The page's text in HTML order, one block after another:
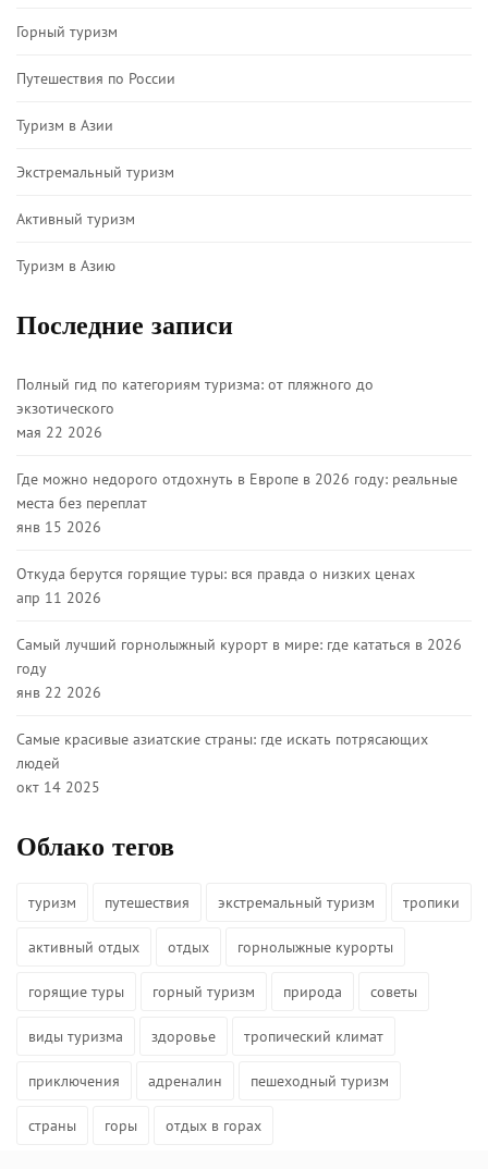
Горный туризм
Путешествия по России
Туризм в Азии
Экстремальный туризм
Активный туризм
Туризм в Азию
Последние записи
Полный гид по категориям туризма: от пляжного до
экзотического
мая 22 2026
Где можно недорого отдохнуть в Европе в 2026 году: реальные
места без переплат
янв 15 2026
Откуда берутся горящие туры: вся правда о низких ценах
апр 11 2026
Самый лучший горнолыжный курорт в мире: где кататься в 2026
году
янв 22 2026
Самые красивые азиатские страны: где искать потрясающих
людей
окт 14 2025
Облако тегов
туризм путешествия экстремальный туризм тропики
активный отдых отдых горнолыжные курорты
горящие туры горный туризм природа советы
виды туризма здоровье тропический климат
приключения адреналин пешеходный туризм
страны горы отдых в горах